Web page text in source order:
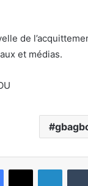
de
et médias.